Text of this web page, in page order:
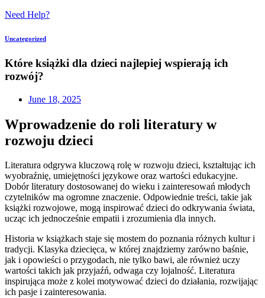
Need Help?
Uncategorized
Które książki dla dzieci najlepiej wspierają ich
rozwój?
June 18, 2025
Wprowadzenie do roli literatury w
rozwoju dzieci
Literatura odgrywa kluczową rolę w rozwoju dzieci, kształtując ich
wyobraźnię, umiejętności językowe oraz wartości edukacyjne.
Dobór literatury dostosowanej do wieku i zainteresowań młodych
czytelników ma ogromne znaczenie. Odpowiednie treści, takie jak
książki rozwojowe, mogą inspirować dzieci do odkrywania świata,
ucząc ich jednocześnie empatii i zrozumienia dla innych.
Historia w książkach staje się mostem do poznania różnych kultur i
tradycji. Klasyka dziecięca, w której znajdziemy zarówno baśnie,
jak i opowieści o przygodach, nie tylko bawi, ale również uczy
wartości takich jak przyjaźń, odwaga czy lojalność. Literatura
inspirująca może z kolei motywować dzieci do działania, rozwijając
ich pasje i zainteresowania.